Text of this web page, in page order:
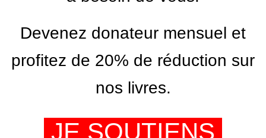
Devenez donateur mensuel et
profitez de 20% de réduction sur
nos livres.
JE SOUTIENS